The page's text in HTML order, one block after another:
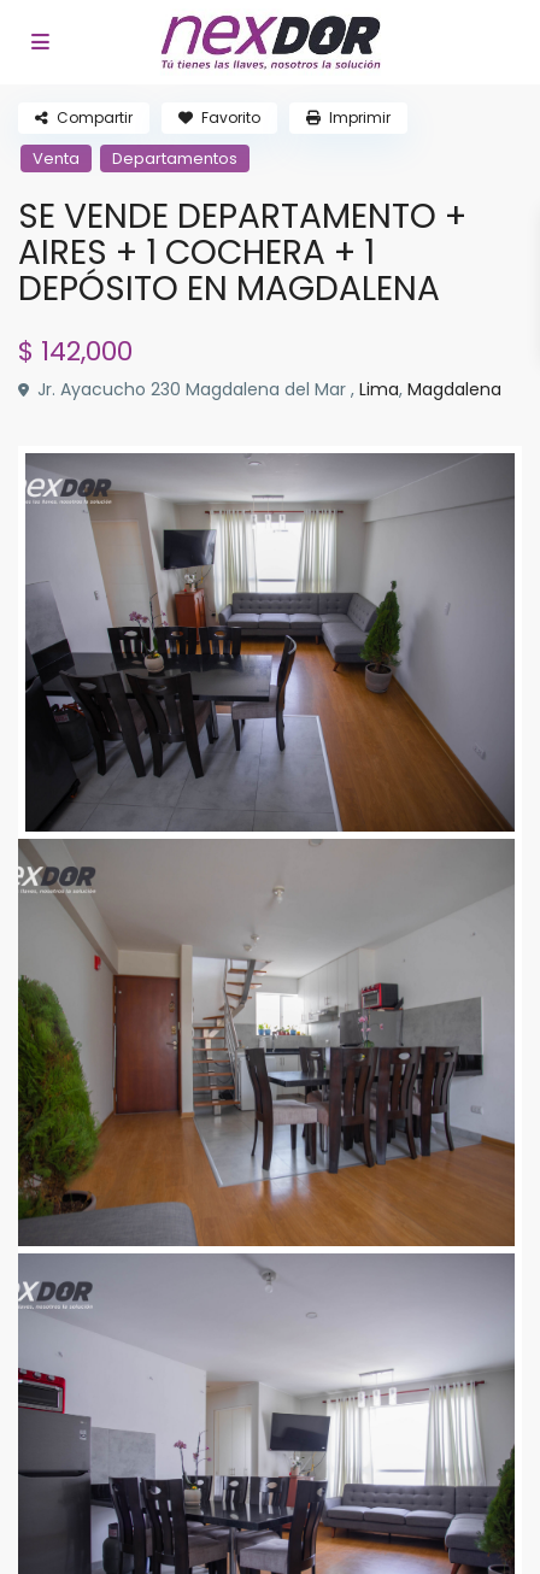
Venta Departamentos
SE VENDE DEPARTAMENTO +
AIRES + 1 COCHERA + 1
DEPÓSITO EN MAGDALENA
$ 142,000
Jr. Ayacucho 230 Magdalena del Mar ,Lima,Magdalena
Compartir Favorito Imprimir